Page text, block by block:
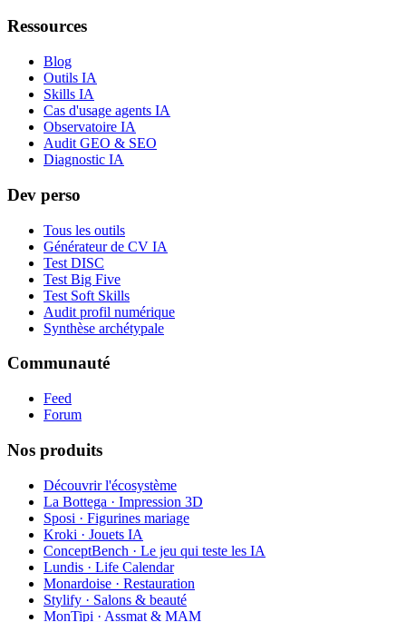
Ressources
Blog
Outils IA
Skills IA
Cas d'usage agents IA
Observatoire IA
Audit GEO & SEO
Diagnostic IA
Dev perso
Tous les outils
Générateur de CV IA
Test DISC
Test Big Five
Test Soft Skills
Audit profil numérique
Synthèse archétypale
Communauté
Feed
Forum
Nos produits
Découvrir l'écosystème
La Bottega · Impression 3D
Sposi · Figurines mariage
Kroki · Jouets IA
ConceptBench · Le jeu qui teste les IA
Lundis · Life Calendar
Monardoise · Restauration
Stylify · Salons & beauté
MonTipi · Assmat & MAM